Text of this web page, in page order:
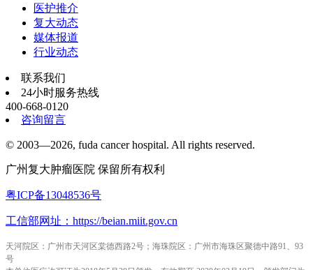
医护推介
复大动态
媒体报道
行业动态
联系我们
24小时服务热线
400-668-0120
咨询留言
© 2003—2026, fuda cancer hospital. All rights reserved.
广州复大肿瘤医院 保留所有权利
粤ICP备13048536号
工信部网址：https://beian.miit.gov.cn
天河院区：广州市天河区棠德西路2号；海珠院区：广州市海珠区聚德中路91、93
号